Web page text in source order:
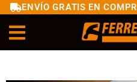
ENVÍO GRATIS EN